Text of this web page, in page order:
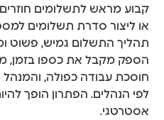
קבוע מראש לתשלומים
או ליצור סדרת תשלומים
תהליך התשלום גמיש, פשוט
הספק מקבל את כספו בזמן,
חוסכת עבודה כפולה,
לפי הנהלים. הפתרון הופך
אסטרטגי.